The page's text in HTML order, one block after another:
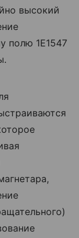
высокий
полю 1E1547